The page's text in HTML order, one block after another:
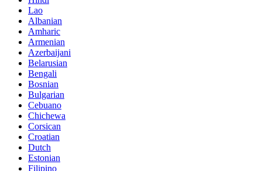
Lao
Albanian
Amharic
Armenian
Azerbaijani
Belarusian
Bengali
Bosnian
Bulgarian
Cebuano
Chichewa
Corsican
Croatian
Dutch
Estonian
Filipino